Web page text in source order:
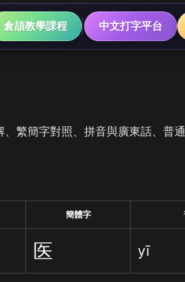
倉頡教學課程 中文打字平台
繁簡字對照、拼音與廣東話、普
簡體字
医 yī